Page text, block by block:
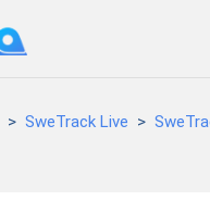
SweTrack Live